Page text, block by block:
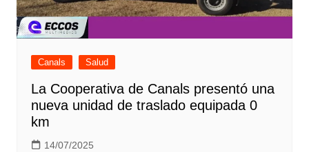
Canals Salud
La Cooperativa de Canals presentó una
nueva unidad de traslado equipada 0
km
14/07/2025